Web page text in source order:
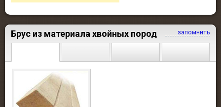
запомнить
Брус из материала хвойных пород